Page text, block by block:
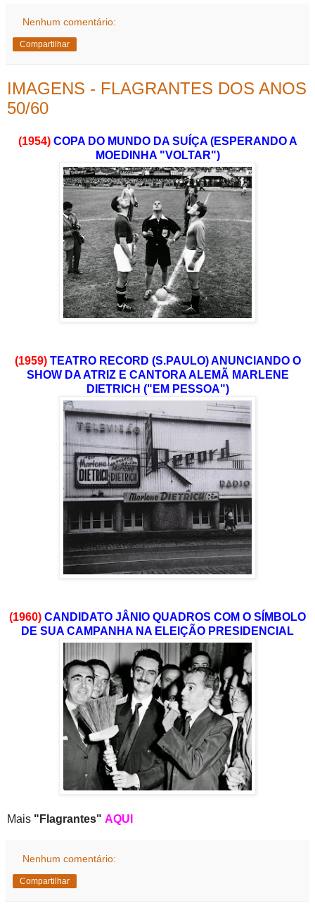
Nenhum comentário:
Compartilhar
IMAGENS - FLAGRANTES DOS ANOS
50/60
(1954)COPA DO MUNDO DA SUÍÇA (ESPERANDO A
MOEDINHA "VOLTAR")
(1959)TEATRO RECORD (S.PAULO) ANUNCIANDO O
SHOW DA ATRIZ E CANTORA ALEMÃ MARLENE
DIETRICH ("EM PESSOA")
(1960) CANDIDATO JÂNIO QUADROS COM O SÍMBOLO
DE SUA CAMPANHA NA ELEIÇÃO PRESIDENCIAL
Mais "Flagrantes" AQUI
Nenhum comentário:
Compartilhar